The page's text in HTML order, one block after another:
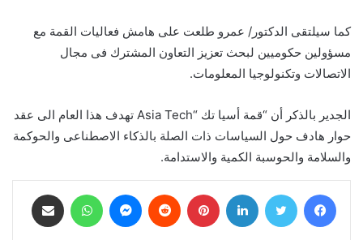
كما سيلتقى الدكتور/ عمرو طلعت على هامش فعاليات القمة مع
مسؤولين حكوميين لبحث تعزيز التعاون المشترك فى مجال
الاتصالات وتكنولوجيا المعلومات.
الجدير بالذكر أن “قمة أسيا تك “Asia Tech تهدف هذا العام الى عقد
حوار هادف حول السياسات ذات الصلة بالذكاء الاصطناعى والحوكمة
والسلامة والحوسبة الكمية والاستدامة.
فيسبوك تويتر لينكدإن بينتيريست ماسنجر واتساب